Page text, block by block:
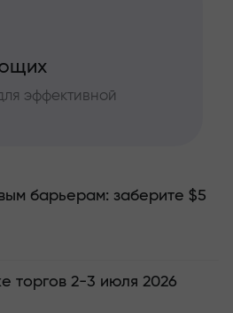
эффективной
барьерам: заберите $5
торгов 2-3 июля 2026